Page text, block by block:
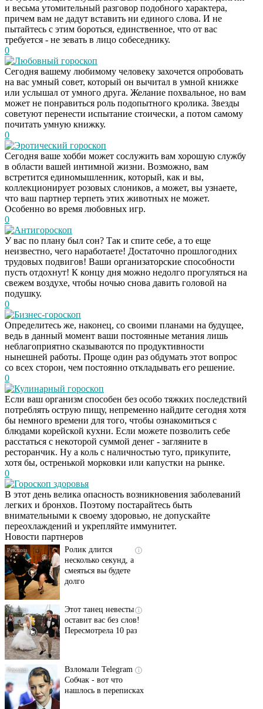
и весьма утомительный разговор подобного характера,
причем вам не дадут вставить ни единого слова. И не
пытайтесь с этим бороться, единственное, что от вас
требуется - не зевать в лицо собеседнику.
0
Любовный гороскоп
Сегодня вашему любимому человеку захочется опробовать
на вас умный совет, который он вычитал в умной книжке
или услышал от умного друга. Желание похвальное, но вам
может не понравиться роль подопытного кролика. Звезды
советуют перенести испытание стоически, а потом самому
почитать умную книжку.
0
Эротический гороскоп
Сегодня ваше хобби может сослужить вам хорошую службу
в области вашей интимной жизни. Возможно, вам
встретится единомышленник, который, как и вы,
коллекционирует розовых слоников, а может, вы узнаете,
что ваш партнер терпеть этих животных не может.
Особенно во время любовных игр.
0
Антигороскоп
У вас по плану был сон? Так и спите себе, а то еще
неизвестно, чего наработаете! Достаточно прошлогодних
трудовых подвигов! Ваши организаторские способности
пусть отдохнут! К концу дня можно недолго прогуляться на
свежем воздухе, чтобы ночью снова давить головой на
подушку.
0
Бизнес-гороскоп
Определитесь же, наконец, со своими планами на будущее,
ведь в данный момент ваши постоянные метания лишь
неблагоприятно сказываются по продуктивности
нынешней работы. Проще один раз обдумать этот вопрос
со всех сторон, чем постоянно откладывать его решение.
0
Кулинарный гороскоп
Если ваш организм способен без особо тяжких последствий
потреблять острую пищу, непременно найдите сегодня хотя
бы немного времени для того, чтобы ознакомиться с
блюдами корейской кухни. Если можете позволить себе
расстаться с некоторой суммой денег - загляните в
ресторанчик. Ну а коль с наличностью туго, прикупите,
хотя бы, остренькой морковки или капустки на рынке.
0
Гороскоп здоровья
В этот день велика опасность возникновения заболеваний
легких и бронхов. Поэтому постарайтесь быть
внимательными к своему здоровью, не допускайте
переохлаждений и укрепляйте иммунитет.
Новости партнеров
Скрытая камера на
пляже Крыма: Что
люди вытворяют, когда
их не видят...
i
Ролик длится
несколько секунд, а
смеяться вы будете
долго
i
Этот танец невесты
оставит вас без слов!
Пересмотрела 10 раз
i
Взломали Telegram
Собчак - вот что
нашлось в переписках